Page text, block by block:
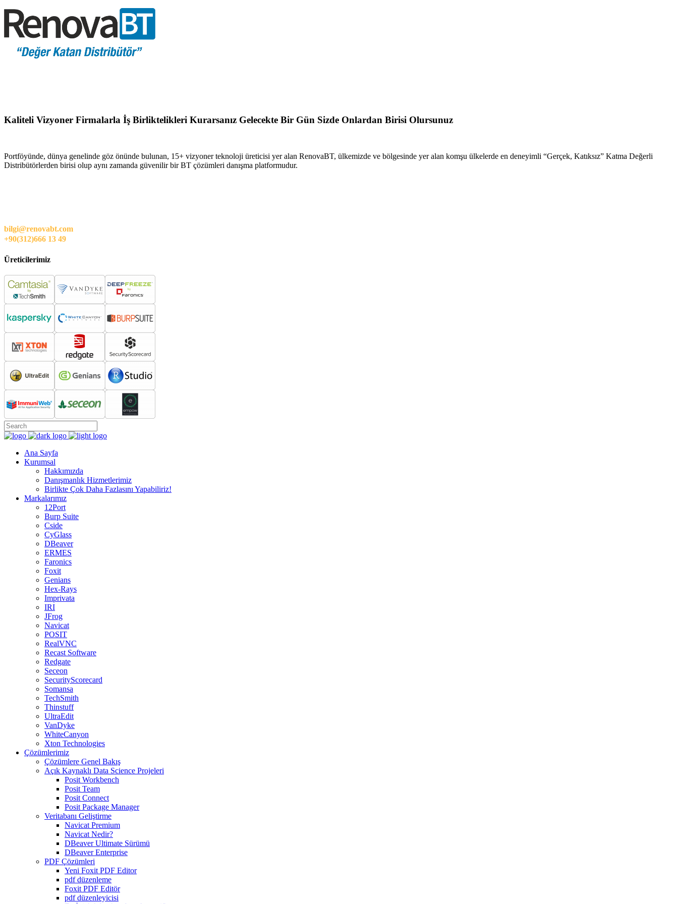
Kaliteli Vizyoner Firmalarla İş Birliktelikleri Kurarsanız Gelecekte Bir Gün Sizde Onlardan Birisi Olursunuz
Portföyünde, dünya genelinde göz önünde bulunan, 15+ vizyoner teknoloji üreticisi yer alan RenovaBT, ülkemizde ve bölgesinde yer alan komşu ülkelerde en deneyimli “Gerçek, Katıksız” Katma Değerli
Distribütörlerden birisi olup aynı zamanda güvenilir bir BT çözümleri danışma platformudur.
bilgi@renovabt.com
+90(312)666 13 49
Üreticilerimiz
Ana Sayfa
Kurumsal
Hakkımızda
Danışmanlık Hizmetlerimiz
Birlikte Çok Daha Fazlasını Yapabiliriz!
Markalarımız
12Port
Burp Suite
Cside
CyGlass
DBeaver
ERMES
Faronics
Foxit
Genians
Hex-Rays
Imprivata
IRI
JFrog
Navicat
POSIT
RealVNC
Recast Software
Redgate
Seceon
SecurityScorecard
Somansa
TechSmith
Thinstuff
UltraEdit
VanDyke
WhiteCanyon
Xton Technologies
Çözümlerimiz
Çözümlere Genel Bakış
Açık Kaynaklı Data Science Projeleri
Posit Workbench
Posit Team
Posit Connect
Posit Package Manager
Veritabanı Geliştirme
Navicat Premium
Navicat Nedir?
DBeaver Ultimate Sürümü
DBeaver Enterprise
PDF Çözümleri
Yeni Foxit PDF Editor
pdf düzenleme
Foxit PDF Editör
pdf düzenleyicisi